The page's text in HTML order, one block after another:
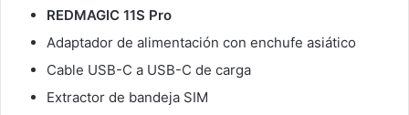
REDMAGIC 11S Pro
Adaptador de alimentación con enchufe asiático
Cable USB-C a USB-C de carga
Extractor de bandeja SIM